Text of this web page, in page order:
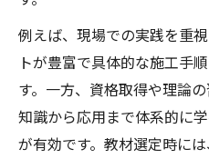
例えば、現場での実践を重
トが豊富で具体的な施工手
す。一方、資格取得や理論
知識から応用まで体系的に
が有効です。教材選定時に